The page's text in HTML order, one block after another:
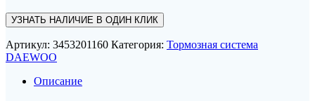
УЗНАТЬ НАЛИЧИЕ В ОДИН КЛИК
Артикул: 3453201160 Категория: Тормозная система
DAEWOO
Описание